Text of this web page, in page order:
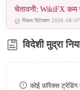
6
7
8
9
8
9
चेतावनी: WikiFX कम
पिछला डिटेक्शन 2026-08-07
विदेशी मुद्रा
कोई फ़ॉरेक्स ट्रेडिंग